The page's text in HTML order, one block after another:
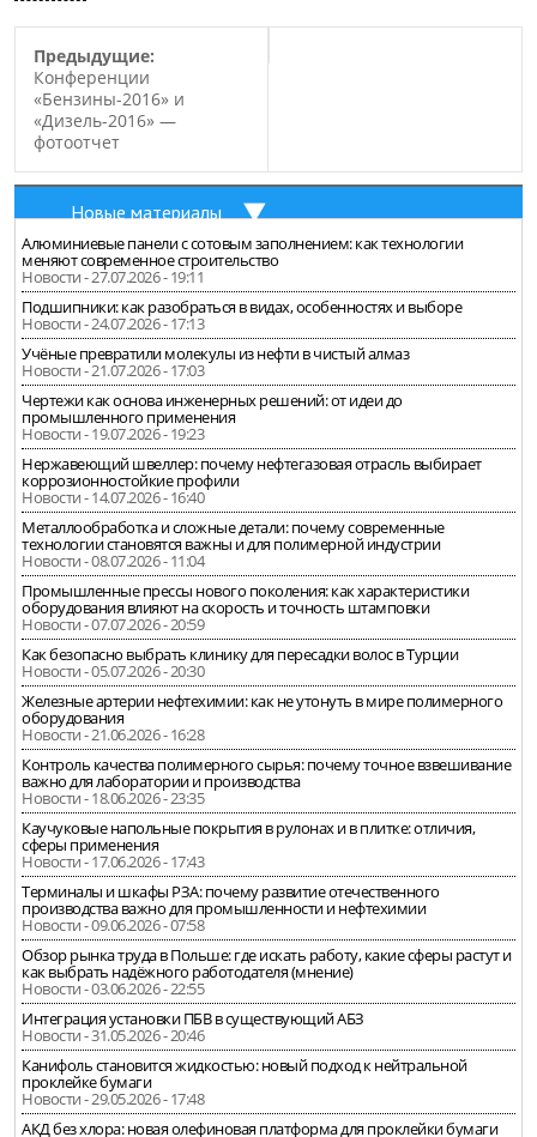
Предыдущие:
Конференции
«Бензины-2016» и
«Дизель-2016» —
фотоотчет
Новые материалы
Алюминиевые панели с сотовым заполнением: как технологии
меняют современное строительство
Новости - 27.07.2026 - 19:11
Подшипники: как разобраться в видах, особенностях и выборе
Новости - 24.07.2026 - 17:13
Учёные превратили молекулы из нефти в чистый алмаз
Новости - 21.07.2026 - 17:03
Чертежи как основа инженерных решений: от идеи до
промышленного применения
Новости - 19.07.2026 - 19:23
Нержавеющий швеллер: почему нефтегазовая отрасль выбирает
коррозионностойкие профили
Новости - 14.07.2026 - 16:40
Металлообработка и сложные детали: почему современные
технологии становятся важны и для полимерной индустрии
Новости - 08.07.2026 - 11:04
Промышленные прессы нового поколения: как характеристики
оборудования влияют на скорость и точность штамповки
Новости - 07.07.2026 - 20:59
Как безопасно выбрать клинику для пересадки волос в Турции
Новости - 05.07.2026 - 20:30
Железные артерии нефтехимии: как не утонуть в мире полимерного
оборудования
Новости - 21.06.2026 - 16:28
Контроль качества полимерного сырья: почему точное взвешивание
важно для лаборатории и производства
Новости - 18.06.2026 - 23:35
Каучуковые напольные покрытия в рулонах и в плитке: отличия,
сферы применения
Новости - 17.06.2026 - 17:43
Терминалы и шкафы РЗА: почему развитие отечественного
производства важно для промышленности и нефтехимии
Новости - 09.06.2026 - 07:58
Обзор рынка труда в Польше: где искать работу, какие сферы растут и
как выбрать надёжного работодателя (мнение)
Новости - 03.06.2026 - 22:55
Интеграция установки ПБВ в существующий АБЗ
Новости - 31.05.2026 - 20:46
Канифоль становится жидкостью: новый подход к нейтральной
проклейке бумаги
Новости - 29.05.2026 - 17:48
АКД без хлора: новая олефиновая платформа для проклейки бумаги